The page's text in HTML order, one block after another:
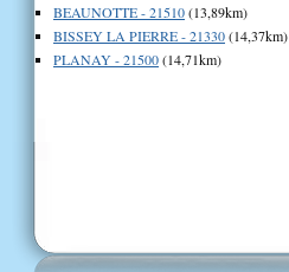
BEAUNOTTE - 21510(13,89km)
BISSEY LA PIERRE - 21330(14,37km)
PLANAY - 21500(14,71km)